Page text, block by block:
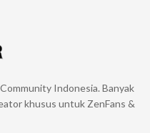
Indonesia. Banyak
khusus untuk ZenFans &